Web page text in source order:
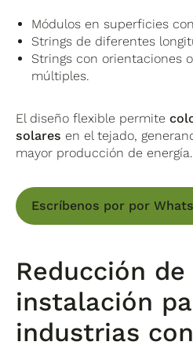
Módulos en superficies
Strings de diferentes
Strings con orientaciones
múltiples.
El diseño flexible permite
solares en el tejado,
mayor producción de energía.
Escríbenos por por
Reducción
instalación
industrias